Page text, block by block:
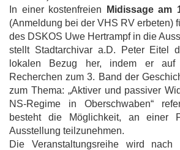
In einer kostenfreien
Midissage am
(Anmeldung bei der VHS RV erbeten)
des DSKOS Uwe Hertrampf in die
stellt Stadtarchivar a.D. Peter Eitel
lokalen Bezug her, indem er
Recherchen zum 3. Band der
zum Thema: „Aktiver und passiver
NS-Regime in Oberschwaben“
besteht die Möglichkeit, an einer
Ausstellung teilzunehmen.
Die Veranstaltungsreihe wird nach